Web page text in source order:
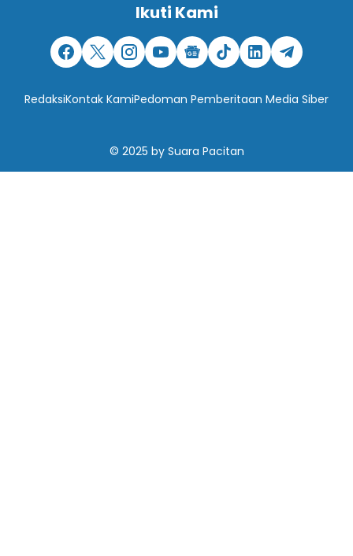
Ikuti Kami
RedaksiKontak KamiPedoman Pemberitaan Media Siber
© 2025 by Suara Pacitan